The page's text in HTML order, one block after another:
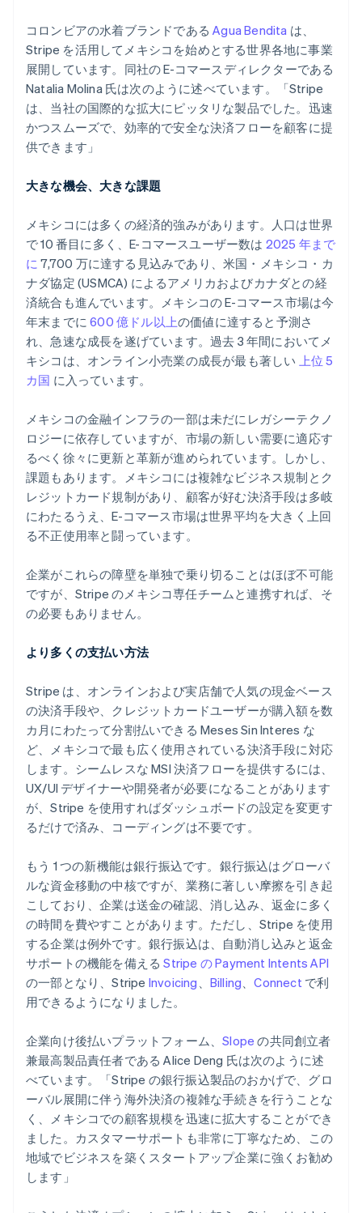
コロンビアの水着ブランドであるAgua Bendita は、
Stripe を活用してメキシコを始めとする世界各地に事業
展開しています。同社の E-コマースディレクターである
Natalia Molina 氏は次のように述べています。「Stripe
は、当社の国際的な拡大にピッタリな製品でした。迅速
かつスムーズで、効率的で安全な決済フローを顧客に提
供できます」
大きな機会、大きな課題
メキシコには多くの経済的強みがあります。人口は世界
で 10 番目に多く、E-コマースユーザー数は 2025 年まで
に 7,700 万に達する見込みであり、米国・メキシコ・カ
ナダ協定 (USMCA) によるアメリカおよびカナダとの経
済統合も進んでいます。メキシコの E-コマース市場は今
年末までに600 億ドル以上の価値に達すると予測さ
れ、急速な成長を遂げています。過去 3 年間においてメ
キシコは、オンライン小売業の成長が最も著しい 上位 5
カ国 に入っています。
メキシコの金融インフラの一部は未だにレガシーテクノ
ロジーに依存していますが、市場の新しい需要に適応す
るべく徐々に更新と革新が進められています。しかし、
課題もあります。メキシコには複雑なビジネス規制とク
レジットカード規制があり、顧客が好む決済手段は多岐
にわたるうえ、E-コマース市場は世界平均を大きく上回
る不正使用率と闘っています。
企業がこれらの障壁を単独で乗り切ることはほぼ不可能
ですが、Stripe のメキシコ専任チームと連携すれば、そ
の必要もありません。
より多くの支払い方法
Stripe は、オンラインおよび実店舗で人気の現金ベース
の決済手段や、クレジットカードユーザーが購入額を数
カ月にわたって分割払いできる Meses Sin Interes な
ど、メキシコで最も広く使用されている決済手段に対応
します。シームレスな MSI 決済フローを提供するには、
UX/UI デザイナーや開発者が必要になることがあります
が、Stripe を使用すればダッシュボードの設定を変更す
るだけで済み、コーディングは不要です。
もう 1 つの新機能は銀行振込です。銀行振込はグローバ
ルな資金移動の中核ですが、業務に著しい摩擦を引き起
こしており、企業は送金の確認、消し込み、返金に多く
の時間を費やすことがあります。ただし、Stripe を使用
する企業は例外です。銀行振込は、自動消し込みと返金
サポートの機能を備えるStripe の Payment Intents API
の一部となり、Stripe Invoicing 、 Billing、Connect で利
用できるようになりました。
企業向け後払いプラットフォーム、Slope の共同創立者
兼最高製品責任者である Alice Deng 氏は次のように述
べています。「Stripe の銀行振込製品のおかげで、グロ
ーバル展開に伴う海外決済の複雑な手続きを行うことな
く、メキシコでの顧客規模を迅速に拡大することができ
ました。カスタマーサポートも非常に丁寧なため、この
地域でビジネスを築くスタートアップ企業に強くお勧め
します」
English
アメリカ
English Español 简体中文
アラブ首長国連邦
イギリス
イタリア
Italiano English
インド
English
エストニア
English
オーストラリア
English
オーストリア
DeutschEnglish
NederlandsEnglish
カナダ
EnglishFrançais
キプロス
English
ギリシア
English
クロアチア
EnglishItaliano
ジブラルタル
シンガポール
English简体中文
スイス
Deutsch FrançaisItalianoEnglish
スウェーデン
Svenska English
スペイン
EspañolEnglish
スロバキア
スロベニア